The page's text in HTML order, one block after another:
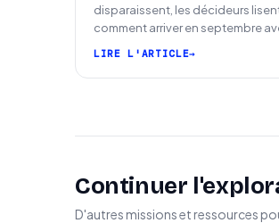
disparaissent, les décideurs
comment arriver en septembre
LIRE L'ARTICLE
Continuer
D'autres missions et ressources